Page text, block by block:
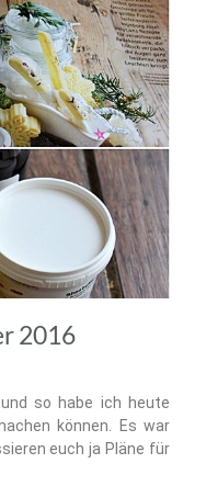
2016
so habe ich heute
können. Es war
euch ja Pläne für